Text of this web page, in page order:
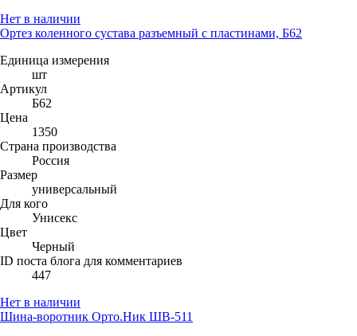
Нет в наличии
Ортез коленного сустава разъемный с пластинами, Б62
Единица измерения
шт
Артикул
Б62
Цена
1350
Страна производства
Россия
Размер
универсальный
Для кого
Унисекс
Цвет
Черный
ID поста блога для комментариев
447
Нет в наличии
Шина-воротник Орто.Ник ШВ-511